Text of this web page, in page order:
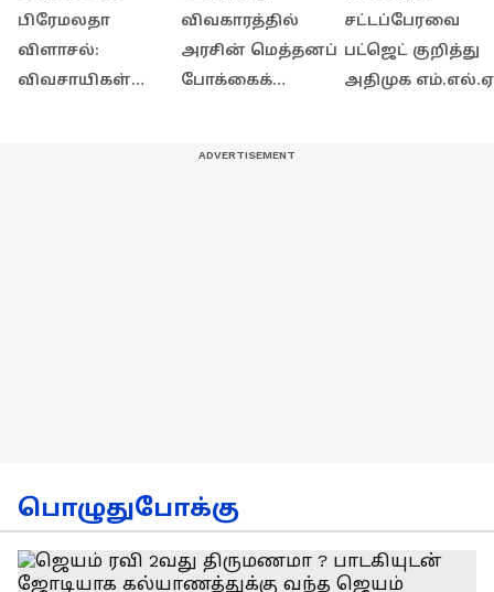
பிரேமலதா
விளாசல்:
விவசாயிகள்
விவகாரத்தில்
அரசின் மெத்தனப்
போக்கைக்
சட்டப்பேரவை
பட்ஜெட் குறித்து
அதிமுக எம்.எல்.ஏ
பொழுதுபோக்கு